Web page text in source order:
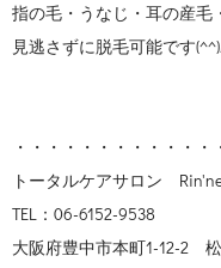
指の毛・うなじ・耳の産毛
見逃さずに脱毛可能です
・・・・・・・・・・・
トータルケアサロン
TEL：06-6152-9538
大阪府豊中市本町1-12-2